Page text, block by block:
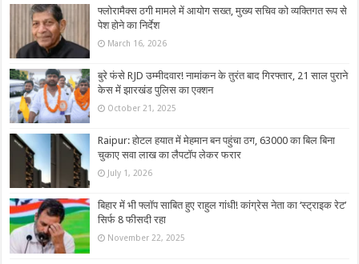
फ्लोरामैक्स ठगी मामले में आयोग सख्त, मुख्य सचिव को व्यक्तिगत रूप से
पेश होने का निर्देश
March 16, 2026
बुरे फंसे RJD उम्मीदवार! नामांकन के तुरंत बाद गिरफ्तार, 21 साल पुराने
केस में झारखंड पुलिस का एक्शन
October 21, 2025
Raipur: होटल हयात में मेहमान बन पहुंचा ठग, 63000 का बिल बिना
चुकाए सवा लाख का लैपटॉप लेकर फरार
July 1, 2026
बिहार में भी फ्लॉप साबित हुए राहुल गांधी! कांग्रेस नेता का ‘स्ट्राइक रेट’
सिर्फ 8 फीसदी रहा
November 22, 2025